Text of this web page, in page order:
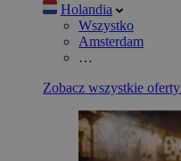
Holandia
Wszystko
Amsterdam
…
Zobacz wszystkie oferty